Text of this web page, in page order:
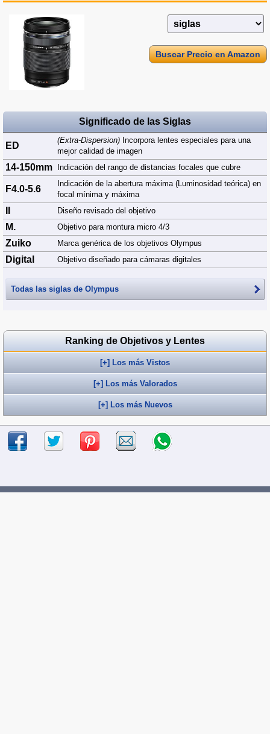
Buscar Precio en Amazon
Significado de las Siglas
ED
(Extra-Dispersion) Incorpora lentes especiales para una
mejor calidad de imagen
14-150mm Indicación del rango de distancias focales que cubre
F4.0-5.6
Indicación de la abertura máxima (Luminosidad teórica) en
focal mínima y máxima
Diseño revisado del objetivo
M. Objetivo para montura micro 4/3
Zuiko Marca genérica de los objetivos Olympus
Digital Objetivo diseñado para cámaras digitales
Todas las siglas de Olympus
Ranking de Objetivos y Lentes
[+] Los más Vistos
[+] Los más Valorados
[+] Los más Nuevos